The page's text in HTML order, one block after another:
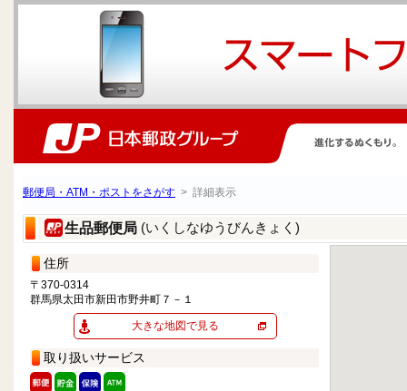
郵便局・ATM・ポストをさがす > 詳細表示
生品郵便局 (いくしなゆうびんきょく)
住所
〒370-0314
群馬県太田市新田市野井町７－１
大きな地図で見る
取り扱いサービス